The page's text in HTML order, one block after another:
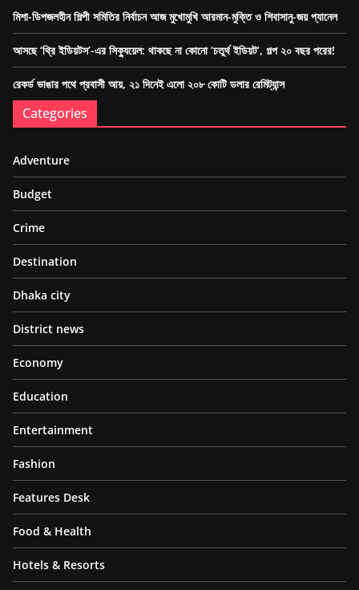
মিশা-ডিপজলহীন শিল্পী সমিতির নির্বাচন আজ মুখোমুখি আরমান-মুক্তি ও শিবাসানু-জয় প্যানেল
আসছে ‘থ্রি ইডিয়টস’-এর সিক্যুয়েল: থাকছে না কোনো ‘চতুর্থ ইডিয়ট’, গল্প ২০ বছর পরের!
রেকর্ড ভাঙার পথে প্রবাসী আয়, ২১ দিনেই এলো ২০৮ কোটি ডলার রেমিট্যান্স
Categories
Adventure
Budget
Crime
Destination
Dhaka city
District news
Economy
Education
Entertainment
Fashion
Features Desk
Food & Health
Hotels & Resorts